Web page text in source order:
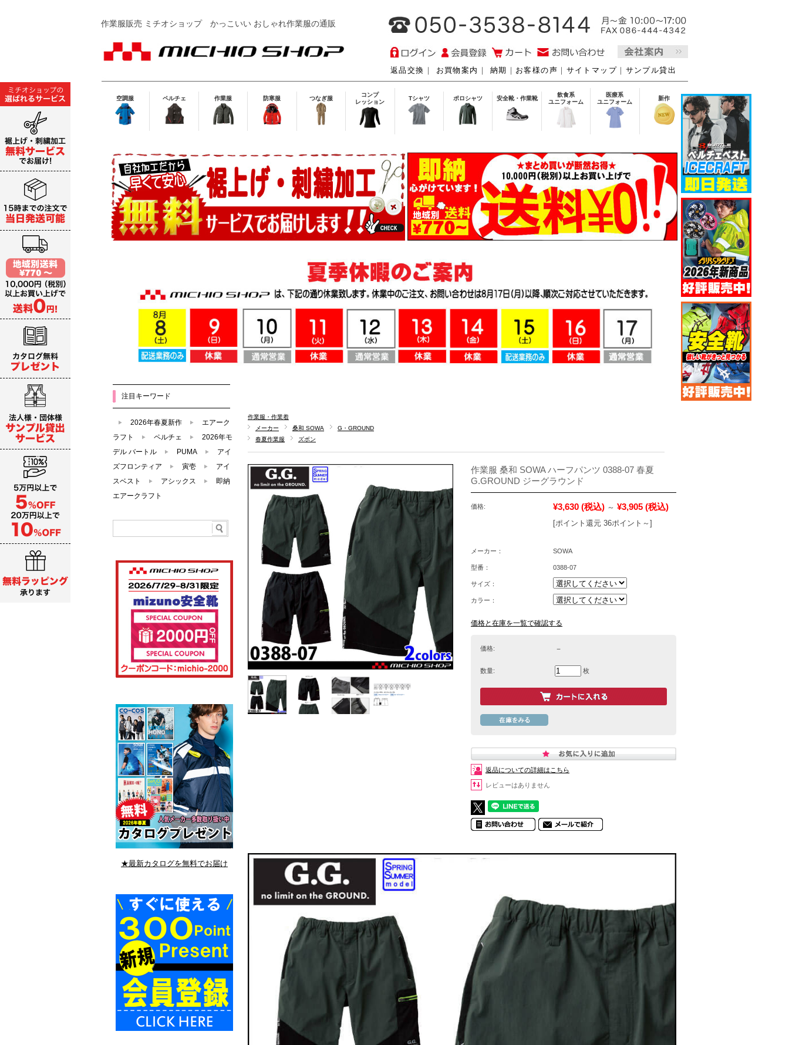
作業服販売 ミチオショップかっこいい おしゃれ作業服の通販
返品交換 ｜ お買物案内 ｜ 納期 ｜ お客様の声 ｜ サイトマップ ｜ サンプル貸出
空調服 ペルチェ 作業服 防寒服 つなぎ服
コンプ
レッション
Tシャツ ポロシャツ 安全靴・作業靴
飲食系
ユニフォーム
医療系
ユニフォーム
新作
作業服・作業着
メーカー
桑和 SOWA
G・GROUND
春夏作業服
ズボン
作業服 桑和 SOWA ハーフパンツ 0388-07 春夏
G.GROUND ジーグラウンド
価格: ¥3,630 (税込) ～ ¥3,905 (税込)
[ポイント還元 36ポイント～]
メーカー： SOWA
型番： 0388-07
サイズ：
カラー：
価格と在庫を一覧で確認する
価格: －
数量: 枚
返品についての詳細はこちら
レビューはありません
注目キーワード
2026年春夏新作
エアーク
ラフト
ペルチェ
2026年モ
デル バートル
PUMA
アイ
ズフロンティア
寅壱
アイ
スベスト
アシックス
即納
エアークラフト
★最新カタログを無料でお届け